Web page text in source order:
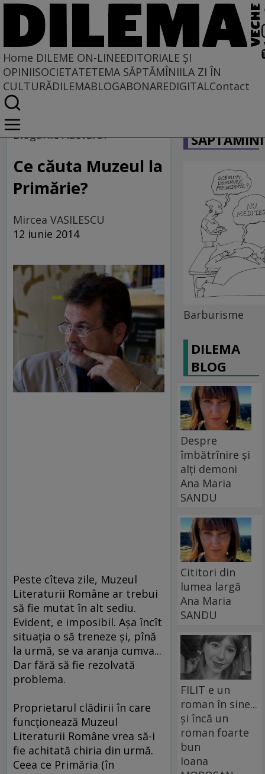
Home DILEME ON-LINEEDITORIALE ȘI
OPINIISOCIETATETEMA SĂPTĂMÎNIILA ZI ÎN
CULTURĂDILEMABLOGABONAREDIGITALContact
Home
Dileme on-line
Blogurile Adevărul
Ce căuta Muzeul la
Primărie?
Mircea VASILESCU
12 iunie 2014
Peste cîteva zile, Muzeul
Literaturii Române ar trebui
să fie mutat în alt sediu.
Evident, e imposibil. Aşa încît
situaţia o să treneze şi, pînă
la urmă, se va aranja cumva...
Dar fără să fie rezolvată
problema.
Proprietarul clădirii în care
funcţionează Muzeul
Literaturii Române vrea să-i
fie achitată chiria din urmă.
Ceea ce Primăria (în
Barburisme
DILEMA
BLOG
Despre
îmbătrînire și
alți demoni
Ana Maria
SANDU
Cititori din
lumea largă
Ana Maria
SANDU
FILIT e un
roman în sine...
și încă un
roman foarte
bun
Ioana